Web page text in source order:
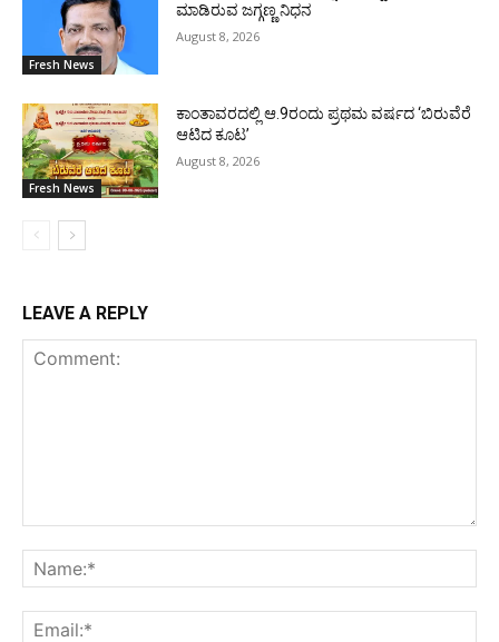
Fresh News
ಮಾಡಿರುವ ಜಗ್ಗಣ್ಣ ನಿಧನ
August 8, 2026
Fresh News
ಕಾಂತಾವರದಲ್ಲಿ ಆ.9ರಂದು ಪ್ರಥಮ ವರ್ಷದ ‘ಬಿರುವೆರೆ
ಆಟಿದ ಕೂಟ’
August 8, 2026
LEAVE A REPLY